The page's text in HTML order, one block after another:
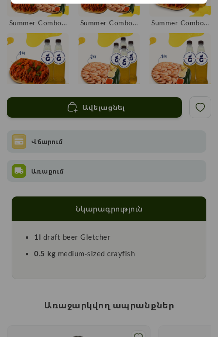
Summer Combo -
8
Summer Combo -
7
Summer Combo -
6
Summer Combo -
3
Summer Combo -
2
Summer Combo -
Ավելացնել
Վճարում
Առաքում
Նկարագրություն
1l draft beer Gletcher
0.5 kg medium-sized crayfish
Առաջարկվող ապրանքներ